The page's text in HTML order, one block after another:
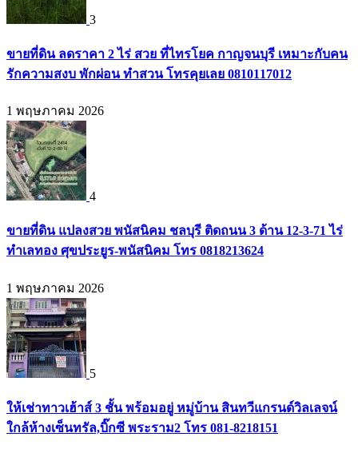
3
ขายที่ดิน ลดราคา 2 ไร่ สวย ที่ไทรโยค กาญจนบุรี เหมาะกับคน
รักความสงบ พักผ่อน ทำสวน โทรคุยเลย 0810117012
1 พฤษภาคม 2026
4
ขายที่ดิน แปลงสวย พนัสนิคม ชลบุรี ติดถนน 3 ด้าน 12-3-71 ไร่
ทำเลทอง ศุขประยูร-พนัสนิคม โทร 0818213624
1 พฤษภาคม 2026
5
ให้เช่าทาวเฮ้าส์ 3 ชั้น พร้อมอยู่ หมู่บ้าน สินทวีแกรนด์วิลเลจน์
ใกล้ห้างเซ็นทรัล,บิ๊กซี พระราม2 โทร 081-8218151